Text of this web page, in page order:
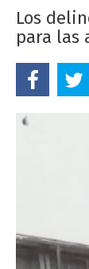
Los
para las